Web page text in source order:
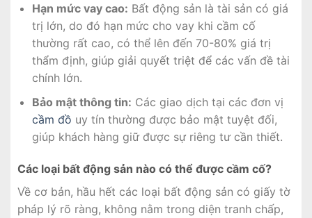
Hạn mức vay cao: Bất động sản là tài sản có giá
trị lớn, do đó hạn mức cho vay khi cầm cố
thường rất cao, có thể lên đến 70-80% giá trị
thẩm định, giúp giải quyết triệt để các vấn đề tài
chính lớn.
Bảo mật thông tin: Các giao dịch tại các đơn vị
cầm đồ uy tín thường được bảo mật tuyệt đối,
giúp khách hàng giữ được sự riêng tư cần thiết.
Các loại bất động sản nào có thể được cầm cố?
Về cơ bản, hầu hết các loại bất động sản có giấy tờ
pháp lý rõ ràng, không nằm trong diện tranh chấp,